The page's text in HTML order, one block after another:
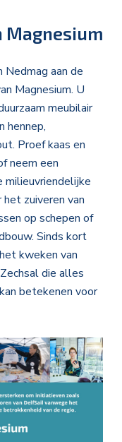
Magnesium
aan de
Magnesium. U
meubilair
hennep,
Proef kaas en
neem een
milieuvriendelijke
het zuiveren van
op schepen of
Sinds kort
kweken van
die alles
betekenen voor